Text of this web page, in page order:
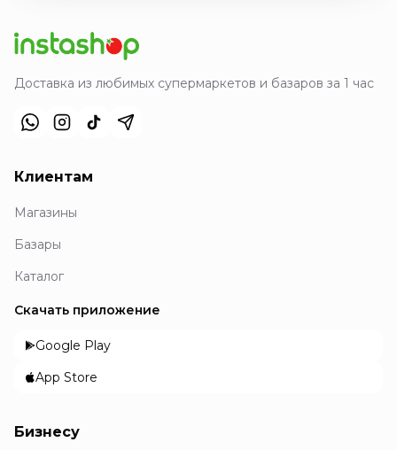
Доставка из любимых супермаркетов и базаров за 1 час
Клиентам
Магазины
Базары
Каталог
Скачать приложение
Google Play
App Store
Бизнесу